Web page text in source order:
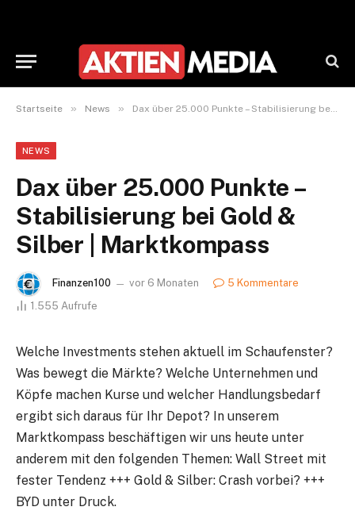
Startseite » News » Dax über 25.000 Punkte – Stabilisierung bei Gold & Silber | Marktkompass
NEWS
Dax über 25.000 Punkte –
Stabilisierung bei Gold &
Silber | Marktkompass
Finanzen100 vor 6 Monaten
5 Kommentare
1.555 Aufrufe
Welche Investments stehen aktuell im Schaufenster?
Was bewegt die Märkte? Welche Unternehmen und
Köpfe machen Kurse und welcher Handlungsbedarf
ergibt sich daraus für Ihr Depot? In unserem
Marktkompass beschäftigen wir uns heute unter
anderem mit den folgenden Themen: Wall Street mit
fester Tendenz +++ Gold & Silber: Crash vorbei? +++
BYD unter Druck.